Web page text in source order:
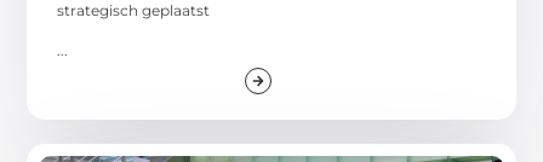
strategisch geplaatst